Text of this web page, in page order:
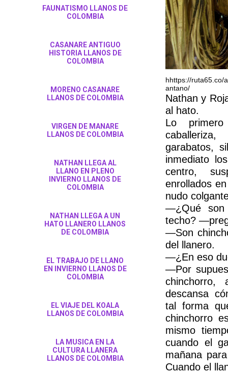
FAUNATISMO LLANOS DE
COLOMBIA
CASANARE ANTIGUO
HISTORIA LLANOS DE
COLOMBIA
MORENO CASANARE
LLANOS DE COLOMBIA
VIRGEN DE MANARE
LLANOS DE COLOMBIA
NATHAN LLEGA AL
LLANO EN PLENO
INVIERNO LLANOS DE
COLOMBIA
NATHAN LLEGA A UN
HATO LLANERO LLANOS
DE COLOMBIA
EL TRABAJO DE LLANO
EN INVIERNO LLANOS DE
COLOMBIA
EL VIAJE DEL KOALA
LLANOS DE COLOMBIA
LA MUSICA EN LA
CULTURA LLANERA
LLANOS DE COLOMBIA
hhttps://ruta65.co/
antano/
Nathan y
al hato.
Lo
garabatos,
inmediato
centro,
enrollados
nudo
—¿Qué son
techo?
—Son
del llanero.
—¿En eso
—Por
chinchorro,
descansa
tal forma
chinchorro
mismo
cuando el
mañana
Cuando el